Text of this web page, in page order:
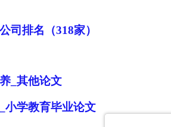
司排名（318家）
_其他论文
小学教育毕业论文